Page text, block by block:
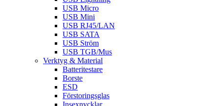
USB Micro
USB Mini
USB RJ45/LAN
USB SATA
USB Ström
USB TGB/Mus
Verktyg & Material
Batteritestare
Borste
ESD
Förstoringsglas
Insexnycklar